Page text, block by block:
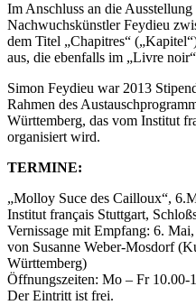
Im Anschluss an die
Nachwuchskünstler Feydieu
dem Titel „Chapitres“
aus, die ebenfalls im „Livre
Simon Feydieu war 2013
Rahmen des
Württemberg, das vom Institut
organisiert wird.
TERMINE:
„Molloy Suce des Cailloux“,
Institut français Stuttgart,
Vernissage mit Empfang: 6.
von Susanne Weber-Mosdorf
Württemberg)
Öffnungszeiten: Mo – Fr 10.00-
Der Eintritt ist frei.